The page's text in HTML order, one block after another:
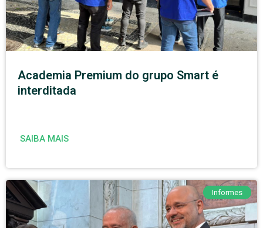
Academia Premium do grupo Smart é
interditada
SAIBA MAIS
Informes